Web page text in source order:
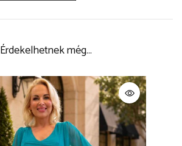
Érdekelhetnek még…